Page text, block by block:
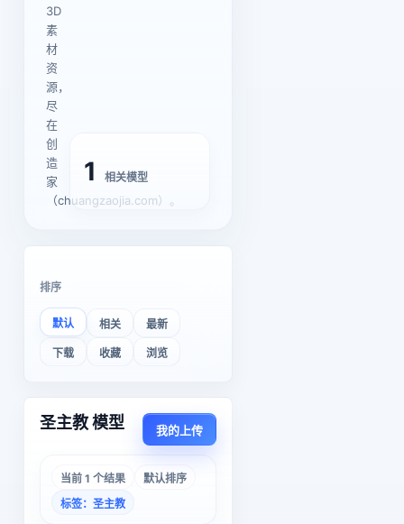
3D
素
材
资
源，
尽
在
创
造
家
（chuangzaojia.com）。
1 相关模型
排序
默认 相关 最新
下载 收藏 浏览
圣主教 模型 我的上传
当前 1 个结果
默认排序
标签：圣主教